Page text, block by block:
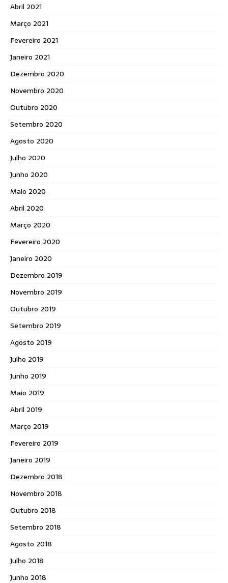
Abril 2021
Março 2021
Fevereiro 2021
Janeiro 2021
Dezembro 2020
Novembro 2020
Outubro 2020
Setembro 2020
Agosto 2020
Julho 2020
Junho 2020
Maio 2020
Abril 2020
Março 2020
Fevereiro 2020
Janeiro 2020
Dezembro 2019
Novembro 2019
Outubro 2019
Setembro 2019
Agosto 2019
Julho 2019
Junho 2019
Maio 2019
Abril 2019
Março 2019
Fevereiro 2019
Janeiro 2019
Dezembro 2018
Novembro 2018
Outubro 2018
Setembro 2018
Agosto 2018
Julho 2018
Junho 2018